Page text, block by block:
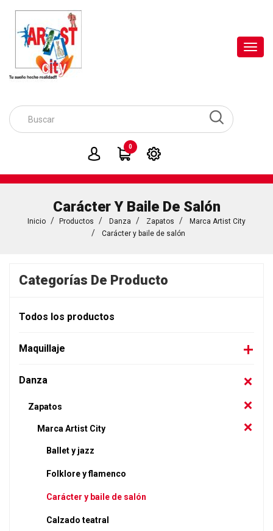
0
Carácter Y Baile De Salón
Inicio Productos Danza Zapatos
Marca Artist City
Carácter y baile de salón
Categorías De Producto
Todos los productos
Maquillaje
Danza
Zapatos
Marca Artist City
Ballet y jazz
Folklore y flamenco
Carácter y baile de salón
Calzado teatral